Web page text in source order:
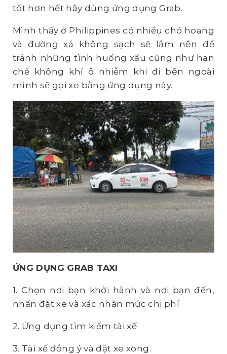
tốt hơn hết hãy dùng ứng dụng Grab.
Mình thấy ở Philippines có nhiều chó hoang
và đường xá không sạch sẽ lắm nên để
tránh những tình huống xấu cũng như hạn
chế không khí ô nhiễm khi đi bên ngoài
mình sẽ gọi xe bằng ứng dụng này.
ỨNG DỤNG GRAB TAXI
1. Chọn nơi bạn khởi hành và nơi bạn đến,
nhấn đặt xe và xác nhận mức chi phí
2. Ứng dụng tìm kiếm tài xế
3. Tài xế đồng ý và đặt xe xong.